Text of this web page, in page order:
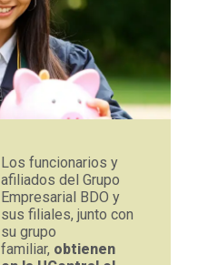
Los funcionarios y
afiliados del Grupo
Empresarial BDO y
sus filiales, junto con
su grupo
familiar, obtienen